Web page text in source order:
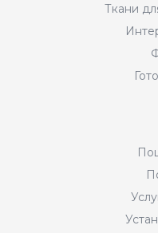
Ткани